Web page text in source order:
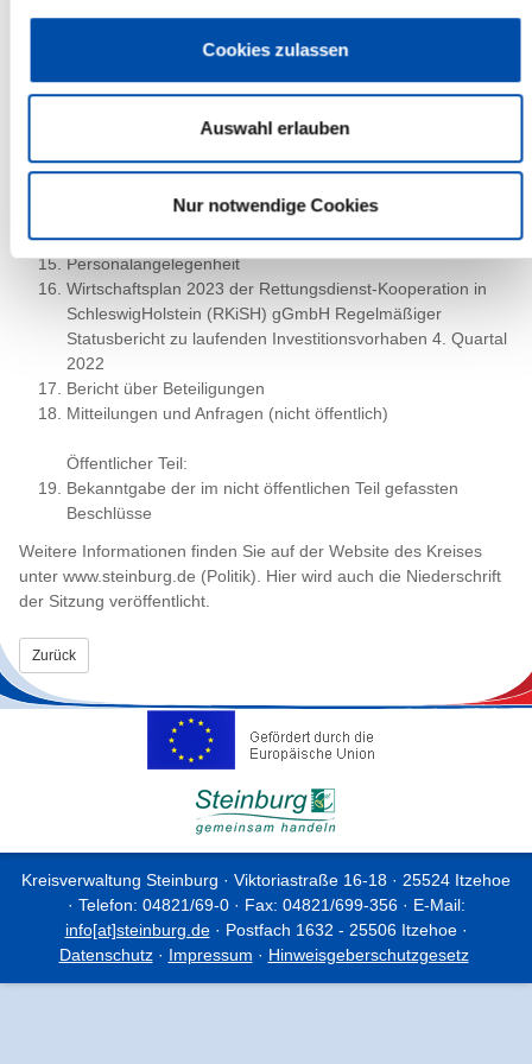
Cookies zulassen
Auswahl erlauben
Nur notwendige Cookies
11.5. Änderung zum Stellenplan 2023 (Wasserwirtschaft)
Mitteilungen und Anfragen
Beschluss über Beratung der nachfolgenden
Nicht öffentlicher Teil
Maßgabe der Beschlussfassung voraussichtlich nicht
öffentlich beraten)
Personalangelegenheit
Wirtschaftsplan 2023 der Rettungsdienst-Kooperation in
SchleswigHolstein (RKiSH) gGmbH Regelmäßiger
Statusbericht zu laufenden Investitionsvorhaben 4. Quartal
2022
Bericht über Beteiligungen
Mitteilungen und Anfragen (nicht öffentlich)
Öffentlicher Teil:
Bekanntgabe der im nicht öffentlichen Teil gefassten
Beschlüsse
Weitere Informationen finden Sie auf der Website des Kreises
unter www.steinburg.de (Politik). Hier wird auch die Niederschrift
der Sitzung veröffentlicht.
Zurück
Kreisverwaltung Steinburg · Viktoriastraße 16-18 · 25524 Itzehoe
· Telefon: 04821/69-0 · Fax: 04821/699-356 · E-Mail:
info[at]steinburg.de· Postfach 1632 - 25506 Itzehoe ·
Datenschutz· Impressum · Hinweisgeberschutzgesetz